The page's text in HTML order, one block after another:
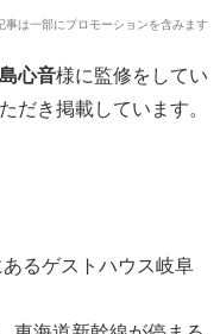
事は一部にプロモーションを含みます
心音様に監修をしてい
ただき掲載しています。
るゲストハウス岐阜